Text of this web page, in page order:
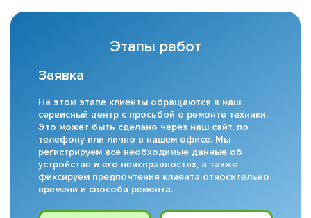
Этапы работ
Заявка
На этом этапе клиенты обращаются в наш
сервисный центр с просьбой о ремонте техники.
Это может быть сделано через наш сайт, по
телефону или лично в нашем офисе. Мы
регистрируем все необходимые данные об
устройстве и его неисправностях, а также
фиксируем предпочтения клиента относительно
времени и способа ремонта.